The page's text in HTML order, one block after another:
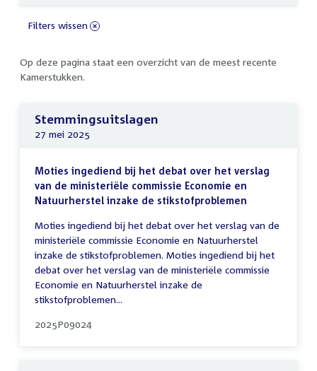
Op deze pagina staat een overzicht van de meest recente
Kamerstukken.
Stemmingsuitslagen
27 mei 2025
Moties ingediend bij het debat over het verslag
van de ministeriële commissie Economie en
Natuurherstel inzake de stikstofproblemen
Moties ingediend bij het debat over het verslag van de
ministeriële commissie Economie en Natuurherstel
inzake de stikstofproblemen. Moties ingediend bij het
debat over het verslag van de ministeriële commissie
Economie en Natuurherstel inzake de
stikstofproblemen...
2025P09024
Filters wissen